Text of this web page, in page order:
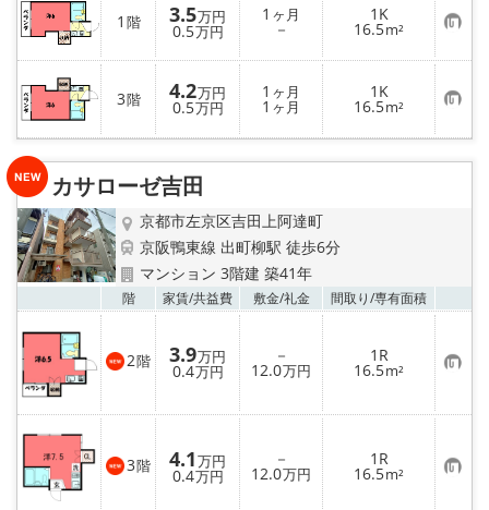
1 階 3.5万円
0.5万円
1 ヶ月
－
1K
16.5m² お
気
に
入
り
登
録
3階 4.2万円
0.5万円
1 ヶ月
1 ヶ月
1K
16.5m² お
気
に
り
カサローゼ吉田
京都市左京区吉田上阿達町
京阪鴨東線 出町柳駅 徒歩6分
マンション 3階建 築41年
階 家賃/共益費 敷金/礼金 間取り/専有面積
2階 3.9万円
0.4万円
－
12.0万円
1R
16.5m² お
気
に
入
り
登
録
3階 4.1万円
0.4万円
－
12.0万円
1R
16.5m² お
気
に